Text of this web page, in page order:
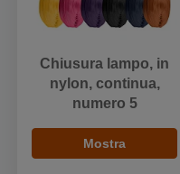
Chiusura lampo, in
nylon, continua,
numero 5
Mostra